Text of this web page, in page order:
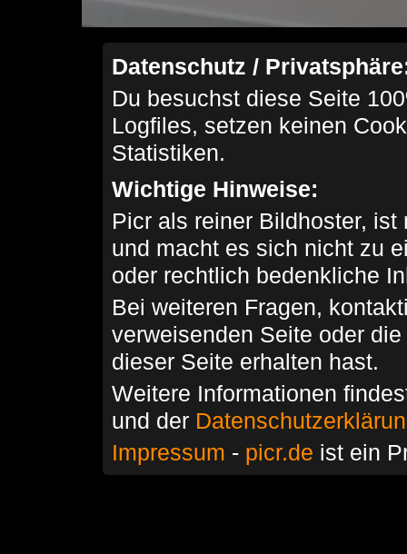
Datenschutz /
Du besuchst diese Seite
Logfiles, setzen keinen
Statistiken.
Wichtige Hinweise:
Picr als reiner Bildhoster,
und macht es sich nicht zu
oder rechtlich bedenkliche
Bei weiteren Fragen,
verweisenden Seite oder
dieser Seite erhalten hast.
Weitere Informationen
und der
Impressum - picr.de ist ein